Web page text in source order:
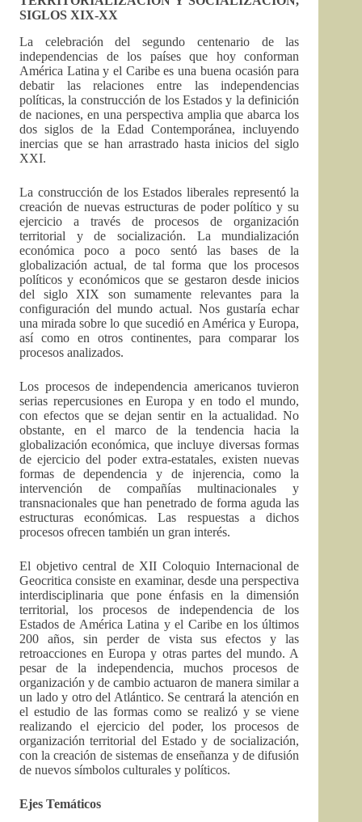
SIGLOS XIX-XX
La celebración del segundo centenario de las
independencias de los países que hoy conforman
América Latina y el Caribe es una buena ocasión para
debatir las relaciones entre las independencias
políticas, la construcción de los Estados y la definición
de naciones, en una perspectiva amplia que abarca los
dos siglos de la Edad Contemporánea, incluyendo
inercias que se han arrastrado hasta inicios del siglo
XXI.
La construcción de los Estados liberales representó la
creación de nuevas estructuras de poder político y su
ejercicio a través de procesos de organización
territorial y de socialización. La mundialización
económica poco a poco sentó las bases de la
globalización actual, de tal forma que los procesos
políticos y económicos que se gestaron desde inicios
del siglo XIX son sumamente relevantes para la
configuración del mundo actual. Nos gustaría echar
una mirada sobre lo que sucedió en América y Europa,
así como en otros continentes, para comparar los
procesos analizados.
Los procesos de independencia americanos tuvieron
serias repercusiones en Europa y en todo el mundo,
con efectos que se dejan sentir en la actualidad. No
obstante, en el marco de la tendencia hacia la
globalización económica, que incluye diversas formas
de ejercicio del poder extra-estatales, existen nuevas
formas de dependencia y de injerencia, como la
intervención de compañías multinacionales y
transnacionales que han penetrado de forma aguda las
estructuras económicas. Las respuestas a dichos
procesos ofrecen también un gran interés.
El objetivo central de XII Coloquio Internacional de
Geocritica consiste en examinar, desde una perspectiva
interdisciplinaria que pone énfasis en la dimensión
territorial, los procesos de independencia de los
Estados de América Latina y el Caribe en los últimos
200 años, sin perder de vista sus efectos y las
retroacciones en Europa y otras partes del mundo. A
pesar de la independencia, muchos procesos de
organización y de cambio actuaron de manera similar a
un lado y otro del Atlántico. Se centrará la atención en
el estudio de las formas como se realizó y se viene
realizando el ejercicio del poder, los procesos de
organización territorial del Estado y de socialización,
con la creación de sistemas de enseñanza y de difusión
de nuevos símbolos culturales y políticos.
Ejes Temáticos